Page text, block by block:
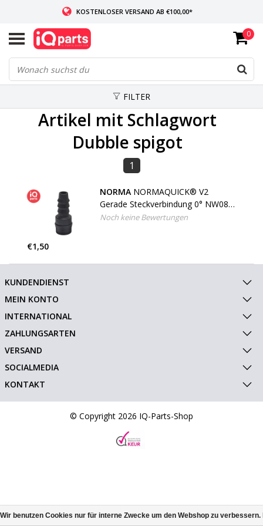
KOSTENLOSER VERSAND AB €100,00*
WENN AUF LAGER: VOR 14:00 UHR BESTELLT, VERSAND AM SELBEN TAG
WELTWEITE LIEFERUNG
0
FILTER
Artikel mit Schlagwort
Dubble spigot
1
NORMA NORMAQUICK® V2
Gerade Steckverbindung 0° NW08 -
7,7 mm, Doppelstutzen
Noch keine Bewertungen
€1,50
KUNDENDIENST
MEIN KONTO
INTERNATIONAL
ZAHLUNGSARTEN
VERSAND
SOCIALMEDIA
KONTAKT
© Copyright 2026 IQ-Parts-Shop
Wir benutzen Cookies nur für interne Zwecke um den Webshop zu